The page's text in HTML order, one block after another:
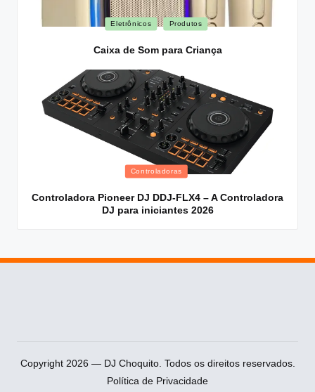
Posted
Eletrônicos Produtos
Caixa de Som para Criança
Posted
Controladoras
Controladora Pioneer DJ DDJ-FLX4 – A Controladora
DJ para iniciantes 2026
Copyright 2026 — DJ Choquito. Todos os direitos reservados.
Política de Privacidade